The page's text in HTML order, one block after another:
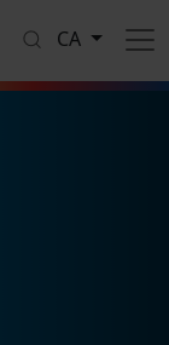
CA